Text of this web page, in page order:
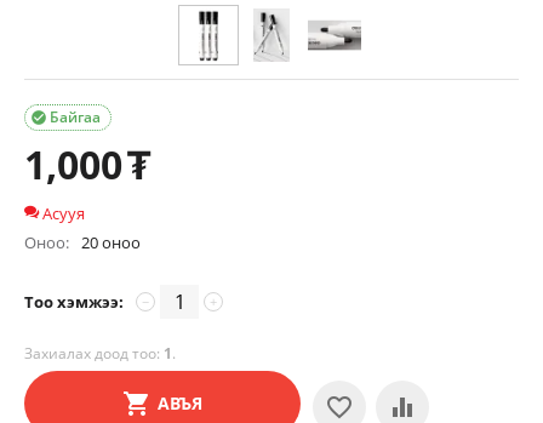
Байгаа

1,000₮
Асууя
Оноо: 20 оноо
Тоо хэмжээ: +
−
Захиалах доод тоо: 1.
АВЪЯ